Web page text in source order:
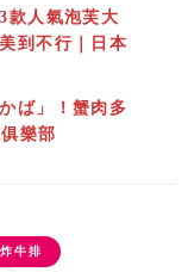
款人氣泡芙大
到不行｜日本
ば」！蟹肉多
樂部
炸牛排